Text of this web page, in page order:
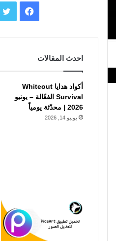
فيسبوك
احدث المقالات
أكواد هدايا Whiteout
Survival الفعّالة – يونيو
2026 | محدّثة يومياً
يونيو 14, 2026